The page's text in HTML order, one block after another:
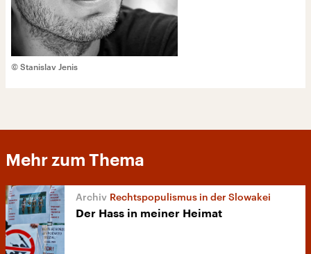
© Stanislav Jenis
Mehr zum Thema
Rechtspopulismus in der Slowakei
Der Hass in meiner Heimat